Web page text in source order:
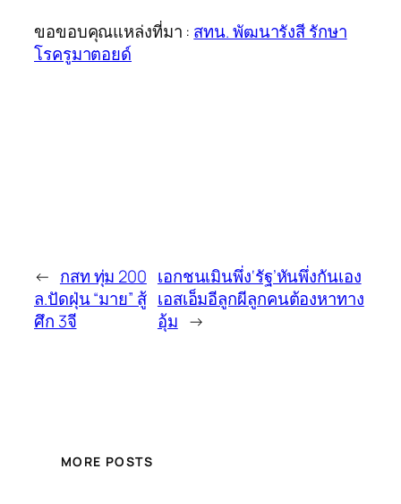
ขอขอบคุณแหล่งที่มา : สทน. พัฒนารังสี รักษา
โรครูมาตอยด์
← กสท ทุ่ม 200
ล.ปัดฝุ่น “มาย” สู้
ศึก 3จี
เอกชนเมินพึ่ง‘รัฐ’หันพึ่งกันเอง
เอสเอ็มอีลูกผีลูกคนต้องหาทาง
อุ้ม →
MORE POSTS